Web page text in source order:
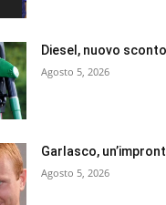
Diesel, nuovo
Agosto 5, 2026
Garlasco,
Agosto 5, 2026